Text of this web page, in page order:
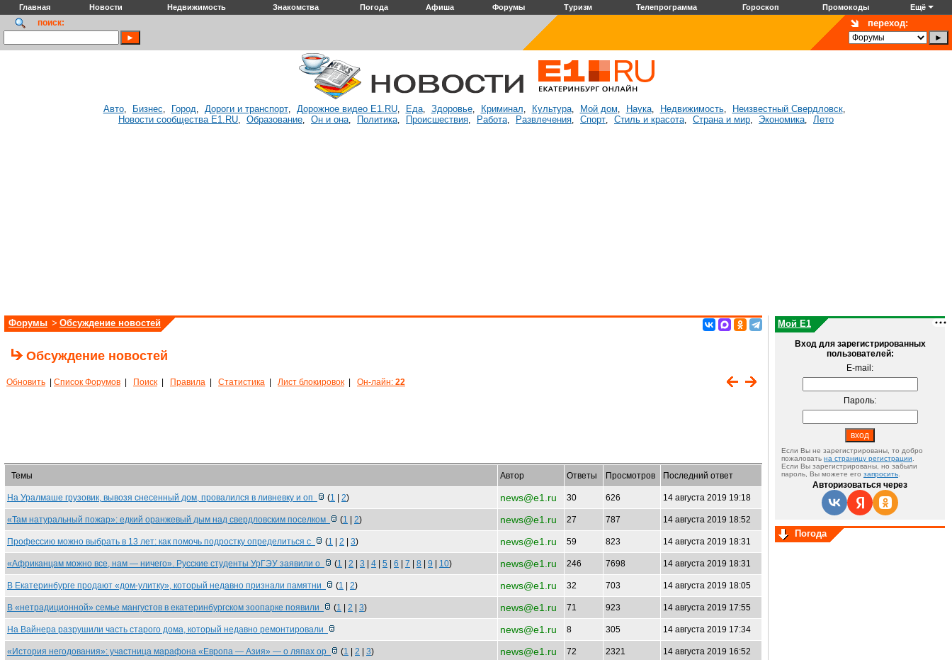
Главная Новости Недвижимость Знакомства Погода Афиша Форумы Туризм Телепрограмма Гороскоп Промокоды Ещё
поиск: переход:
Авто, Бизнес, Город, Дороги и транспорт, Дорожное видео E1.RU, Еда, Здоровье, Криминал, Культура, Мой дом, Наука, Недвижимость, Неизвестный Свердловск,
Новости сообщества E1.RU, Образование, Он и она, Политика, Происшествия, Работа, Развлечения, Спорт, Стиль и красота, Страна и мир, Экономика, Лето
Форумы > Обсуждение новостей
Обсуждение новостей
Обновить Список Форумов Поиск Правила Статистика Лист блокировок Он-лайн: 22
Темы Автор Ответы Просмотров Последний ответ
На Уралмаше грузовик, вывозя снесенный дом, провалился в ливневку и оп (1 2) news@e1.ru 30 626 14 августа 2019 19:18
«Там натуральный пожар»: едкий оранжевый дым над свердловским поселком (1 2) news@e1.ru 27 787 14 августа 2019 18:52
Профессию можно выбрать в 13 лет: как помочь подростку определиться с (1 2 3) news@e1.ru 59 823 14 августа 2019 18:31
«Африканцам можно все, нам — ничего». Русские студенты УрГЭУ заявили о (1 2 3 4 5 6 7 8 9 10) news@e1.ru 246 7698 14 августа 2019 18:31
В Екатеринбурге продают «дом-улитку», который недавно признали памятни (1 2) news@e1.ru 32 703 14 августа 2019 18:05
В «нетрадиционной» семье мангустов в екатеринбургском зоопарке появили (1 2 3) news@e1.ru 71 923 14 августа 2019 17:55
На Вайнера разрушили часть старого дома, который недавно ремонтировали news@e1.ru 8 305 14 августа 2019 17:34
«История негодования»: участница марафона «Европа — Азия» — о ляпах ор (1 2 3) news@e1.ru 72 2321 14 августа 2019 16:52
Мой E1
Вход для зарегистрированных
пользователей:
E-mail:
Пароль:
Если Вы не зарегистрированы, то добро
пожаловать на страницу регистрации
Если Вы зарегистрированы, но забыли
пароль, Вы можете его запросить
Авторизоваться через
Погода